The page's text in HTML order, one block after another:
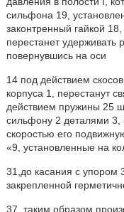
сильфона 19,
законтренный гайкой
перестанет удерживать
повернувшись на оси
14 под действием
корпуса 1, перестанут
действием пружины 25
сильфону 2 деталями 3,
скоростью его
«9, установленные на
31,до касания с упором
закрепленной
37, таким образом